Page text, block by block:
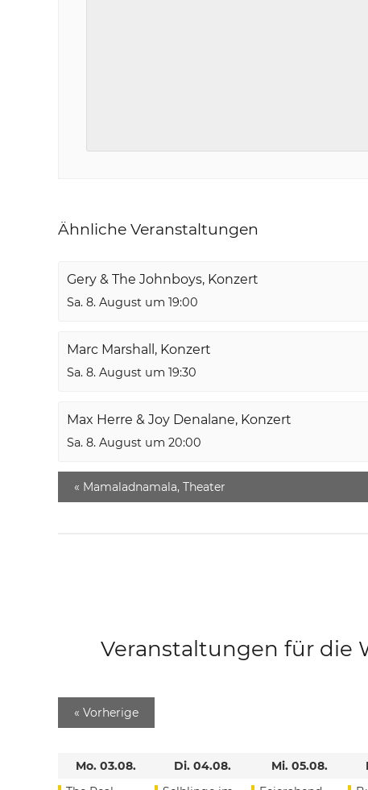
Ähnliche Veranstaltungen
Gery & The Johnboys, Konzert
Sa. 8. August um 19:00
Marc Marshall, Konzert
Sa. 8. August um 19:30
Max Herre & Joy Denalane, Konzert
Sa. 8. August um 20:00
« Mamaladnamala, Theater
Veranstaltungen für die
« Vorherige
Mo. 03.08.
Di. 04.08.
Mi. 05.08.